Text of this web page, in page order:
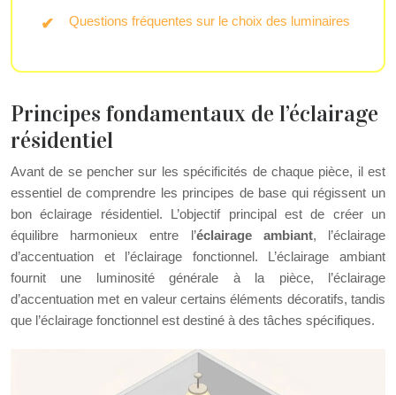
Questions fréquentes sur le choix des luminaires
Principes fondamentaux de l’éclairage
résidentiel
Avant de se pencher sur les spécificités de chaque pièce, il est
essentiel de comprendre les principes de base qui régissent un
bon éclairage résidentiel. L’objectif principal est de créer un
équilibre harmonieux entre l’éclairage ambiant, l’éclairage
d’accentuation et l’éclairage fonctionnel. L’éclairage ambiant
fournit une luminosité générale à la pièce, l’éclairage
d’accentuation met en valeur certains éléments décoratifs, tandis
que l’éclairage fonctionnel est destiné à des tâches spécifiques.